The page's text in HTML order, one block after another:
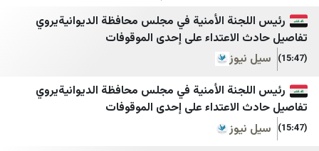
اخبار فوری / مهم 🔖
اعتماد آنلاین
اقتصاد آنلاین
انتخاب
ایبنا
وفا
وكالة قدس نت للأنباء
عرب 48
بانيت
الأمنية في مجلس محافظة الديوانيةيروي
على إحدى الموقوفات
الأمنية في مجلس محافظة الديوانيةيروي
على إحدى الموقوفات